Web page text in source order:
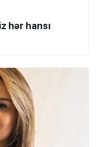
hər hansı